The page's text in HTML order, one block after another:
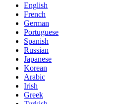
English
French
German
Portuguese
Spanish
Russian
Japanese
Korean
Arabic
Irish
Greek